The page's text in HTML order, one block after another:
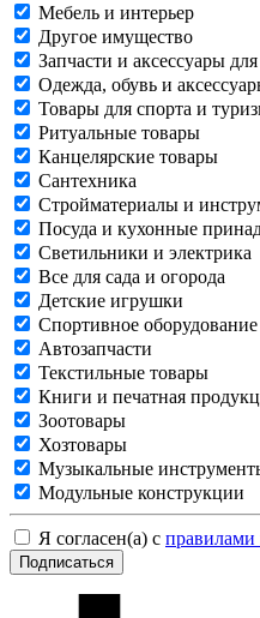
Мебель и интерьер
Другое имущество
Запчасти и аксессуары
Одежда, обувь и
Товары для спорта и
Ритуальные товары
Канцелярские товары
Сантехника
Стройматериалы и
Посуда и кухонные
Светильники и электрика
Все для сада и огорода
Детские игрушки
Спортивное оборудование
Автозапчасти
Текстильные товары
Книги и печатная
Зоотовары
Хозтовары
Музыкальные
Модульные конструкции
Я согласен(а) с правилами
Подписаться